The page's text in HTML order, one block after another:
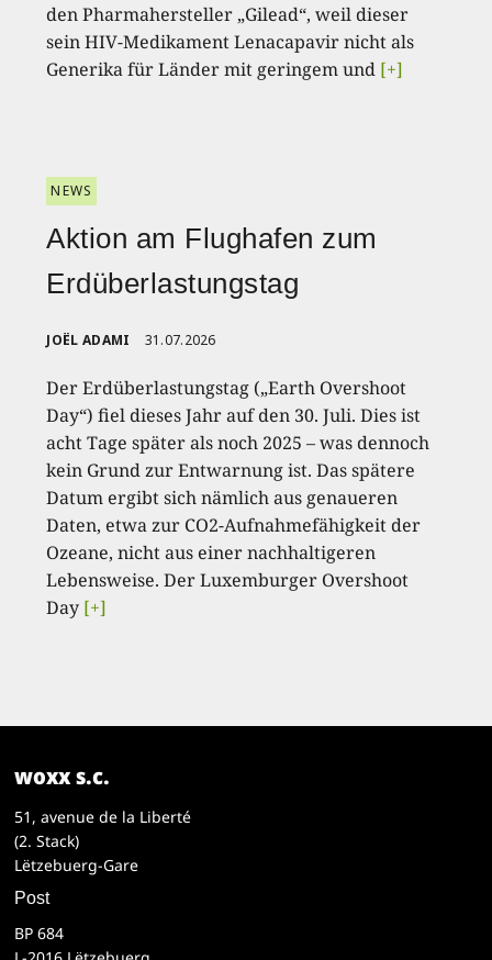
den Pharmahersteller „Gilead“, weil dieser
sein HIV-Medikament Lenacapavir nicht als
Generika für Länder mit geringem und [+]
NEWS
Aktion am Flughafen zum
Erdüberlastungstag
JOËL ADAMI 31.07.2026
Der Erdüberlastungstag („Earth Overshoot
Day“) fiel dieses Jahr auf den 30. Juli. Dies ist
acht Tage später als noch 2025 – was dennoch
kein Grund zur Entwarnung ist. Das spätere
Datum ergibt sich nämlich aus genaueren
Daten, etwa zur CO2-Aufnahmefähigkeit der
Ozeane, nicht aus einer nachhaltigeren
Lebensweise. Der Luxemburger Overshoot
Day [+]
woxx s.c.
51, avenue de la Liberté
(2. Stack)
Lëtzebuerg-Gare
Post
BP 684